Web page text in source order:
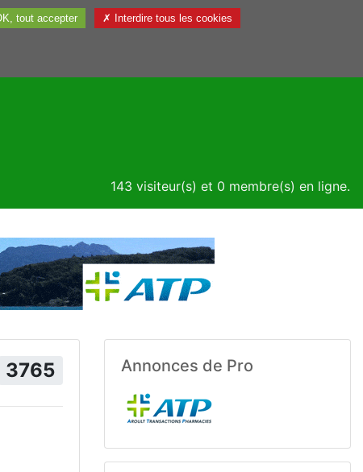
Utile
143 visiteur(s) et 0 membre(s) en ligne.
3765 Annonces de Pro
tout accepter ✗ Interdire tous les cookies